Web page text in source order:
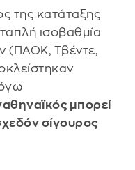
της κατάταξης
ισοβαθμία
(ΠΑΟΚ, Τβέντε,
μπορεί
σίγουρος